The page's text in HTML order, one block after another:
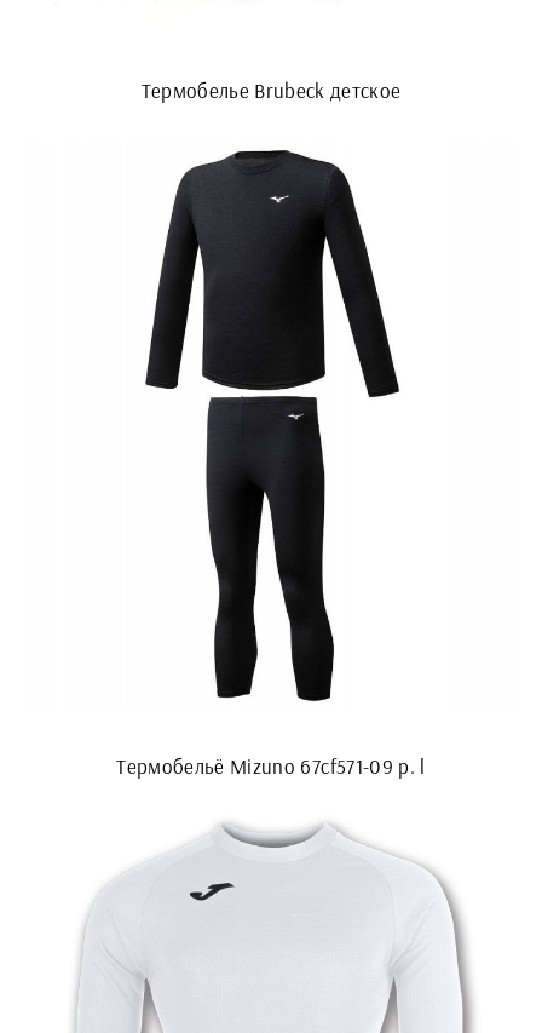
Термобелье Brubeck детское
Термобельё Mizuno 67cf571-09 р. l